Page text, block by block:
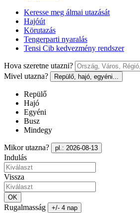
Keresse meg álmai utazását
Hajóút
Körutazás
Tengerparti nyaralás
Tensi Cib kedvezmény rendszer
Hova szeretne utazni?
Mivel utazna?
Repülő, hajó, egyéni...
Repülő
Hajó
Egyéni
Busz
Mindegy
Mikor utazna? pl.: 2026-08-13
Indulás
Vissza
OK
Rugalmasság +/- 4 nap